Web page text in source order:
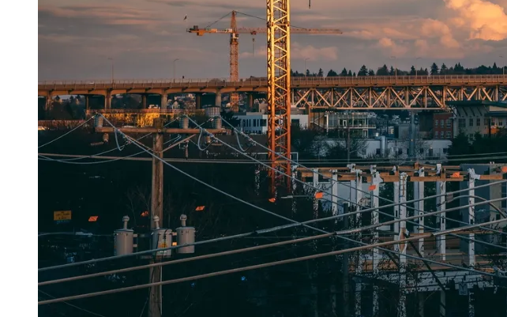
Jandira ItapeviCotia Pirapora do Bom JesusAraçariguama
Anuncie Regional
Guia de Empresas
Vagas na RegiãoNovo
Hub de Negócios
Guia Comercial
Selo Verificado
Portal Educacional
Agenda de Vestibulares
Vagas de Emprego
Concursos
Panorama Econômico
Panorama Econômico
Para Sua Empresa